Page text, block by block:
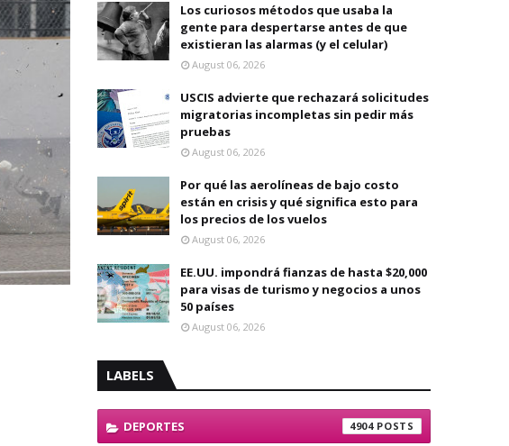
Los curiosos métodos que usaba la
gente para despertarse antes de que
existieran las alarmas (y el celular)
August 06, 2026
USCIS advierte que rechazará solicitudes
migratorias incompletas sin pedir más
pruebas
August 06, 2026
Por qué las aerolíneas de bajo costo
están en crisis y qué significa esto para
los precios de los vuelos
August 06, 2026
EE.UU. impondrá fianzas de hasta $20,000
para visas de turismo y negocios a unos
50 países
August 06, 2026
LABELS
DEPORTES 4904